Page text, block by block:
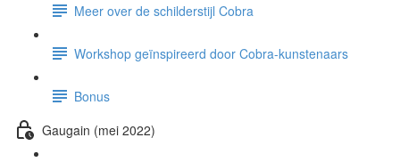
Meer over de schilderstijl Cobra
Workshop geïnspireerd door Cobra-kunstenaars
Bonus
Gaugain (mei 2022)